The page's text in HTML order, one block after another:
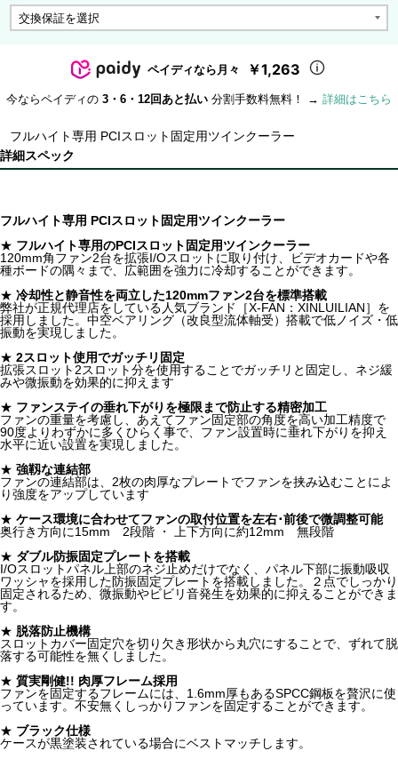
ペイディなら月々 ￥1,263
今ならペイディの 3・6・12回あと払い 分割手数料無料！ → 詳細はこちら
フルハイト専用 PCIスロット固定用ツインクーラー
詳細スペック
フルハイト専用 PCIスロット固定用ツインクーラー
★ フルハイト専用のPCIスロット固定用ツインクーラー
120mm角ファン2台を拡張I/Oスロットに取り付け、ビデオカードや各
種ボードの隅々まで、広範囲を強力に冷却することができます。
★ 冷却性と静音性を両立した120mmファン2台を標準搭載
弊社が正規代理店をしている人気ブランド［X-FAN：XINLUILIAN］を
採用しました。中空ベアリング（改良型流体軸受）搭載で低ノイズ・低
振動を実現しました。
★ 2スロット使用でガッチリ固定
拡張スロット2スロット分を使用することでガッチリと固定し、ネジ緩
みや微振動を効果的に抑えます
★ ファンステイの垂れ下がりを極限まで防止する精密加工
ファンの重量を考慮し、あえてファン固定部の角度を高い加工精度で
90度よりわずかに多くひらく事で、ファン設置時に垂れ下がりを抑え
水平に近い設置を実現しました。
★ 強靱な連結部
ファンの連結部は、2枚の肉厚なプレートでファンを挟み込むことによ
り強度をアップしています
★ ケース環境に合わせてファンの取付位置を左右･前後で微調整可能
奥行き方向に15mm 2段階 ・ 上下方向に約12mm 無段階
★ ダブル防振固定プレートを搭載
I/Oスロットパネル上部のネジ止めだけでなく、パネル下部に振動吸収
ワッシャを採用した防振固定プレートを搭載しました。２点でしっかり
固定されるため、微振動やビビリ音発生を効果的に抑えることができま
す。
★ 脱落防止機構
スロットカバー固定穴を切り欠き形状から丸穴にすることで、ずれて脱
落する可能性を無くしました。
★ 質実剛健!! 肉厚フレーム採用
ファンを固定するフレームには、1.6mm厚もあるSPCC鋼板を贅沢に使
っています。不安無くしっかりファンを固定することができます。
★ ブラック仕様
ケースが黒塗装されている場合にベストマッチします。